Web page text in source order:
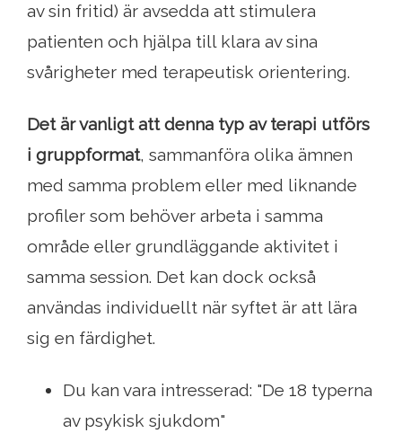
av sin fritid) är avsedda att stimulera
patienten och hjälpa till klara av sina
svårigheter med terapeutisk orientering.
Det är vanligt att denna typ av terapi utförs
i gruppformat, sammanföra olika ämnen
med samma problem eller med liknande
profiler som behöver arbeta i samma
område eller grundläggande aktivitet i
samma session. Det kan dock också
användas individuellt när syftet är att lära
sig en färdighet.
Du kan vara intresserad: "De 18 typerna
av psykisk sjukdom"